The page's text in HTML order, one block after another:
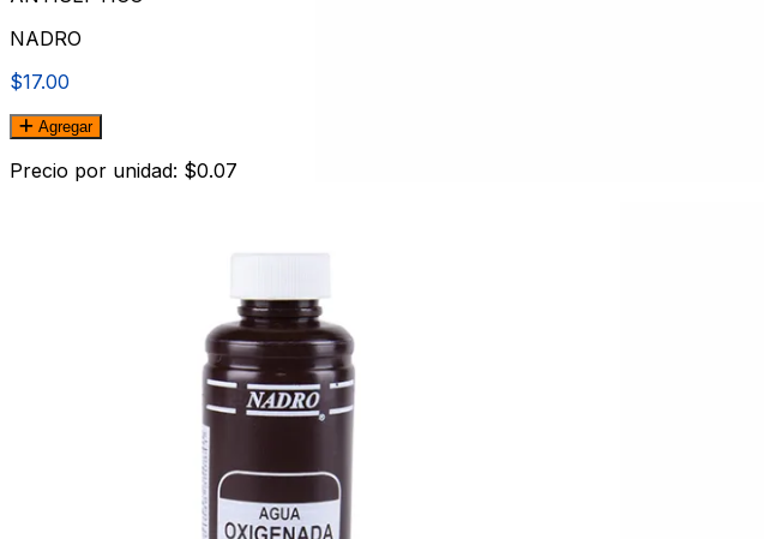
NADRO
$17.00
Agregar
Precio por unidad: $0.07